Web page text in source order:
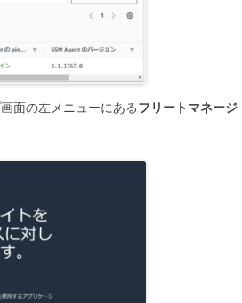
面の左メニューにあるフリートマネージ